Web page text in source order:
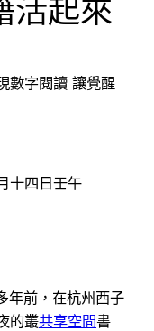
活起來
數字閱讀 讓覺醒
十四日壬午
年前，在杭州西子
的叢共享空間書